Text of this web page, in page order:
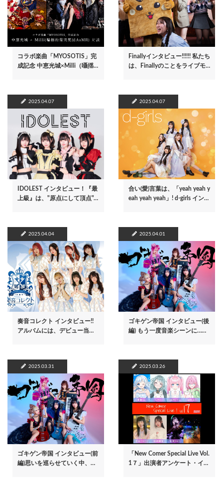
コラボ楽曲「MYOSOTIS」完
成記念 中恵光城×Milli（囁揺…
Finallyインタビュー!!!!!! 私たち
は、Finallyのことをライブモ…
2025.04.07
IDOLEST インタビュー！『最
上級』は、"原点にして頂点"…
2025.04.07
合い(愛)言葉は、「yeah yeah y
eah yeah yeah」! d-girls イン…
2025.04.04
奏音コレクト インタビュー!!
アルバムには、デビュー当…
2025.04.01
ゴキゲン帝国 インタビュー(後
編) もう一度音楽シーンに……
2025.03.31
ゴキゲン帝国 インタビュー(前
編)思いを巡らせていく中、…
2025.03.26
「New Comer Special Live Vol.
1７」出演者アンケート・イ…